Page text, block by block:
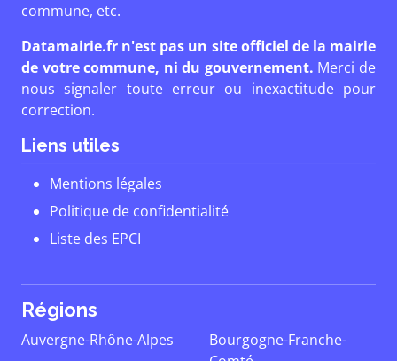
commune, etc.
Datamairie.fr n'est pas un site officiel de la mairie
de votre commune, ni du gouvernement. Merci de
nous signaler toute erreur ou inexactitude pour
correction.
Liens utiles
Mentions légales
Politique de confidentialité
Liste des EPCI
Régions
Auvergne-Rhône-Alpes
Bourgogne-Franche-